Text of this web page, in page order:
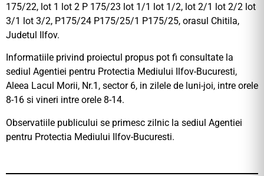
175/22, lot 1 lot 2 P 175/23 lot 1/1 lot 1/2, lot 2/1 lot 2/2 lot
3/1 lot 3/2, P175/24 P175/25/1 P175/25, orasul Chitila,
Judetul Ilfov.
Informatiile privind proiectul propus pot fi consultate la
sediul Agentiei pentru Protectia Mediului Ilfov-Bucuresti,
Aleea Lacul Morii, Nr.1, sector 6, in zilele de luni-joi, intre orele
8-16 si vineri intre orele 8-14.
Observatiile publicului se primesc zilnic la sediul Agentiei
pentru Protectia Mediului Ilfov-Bucuresti.